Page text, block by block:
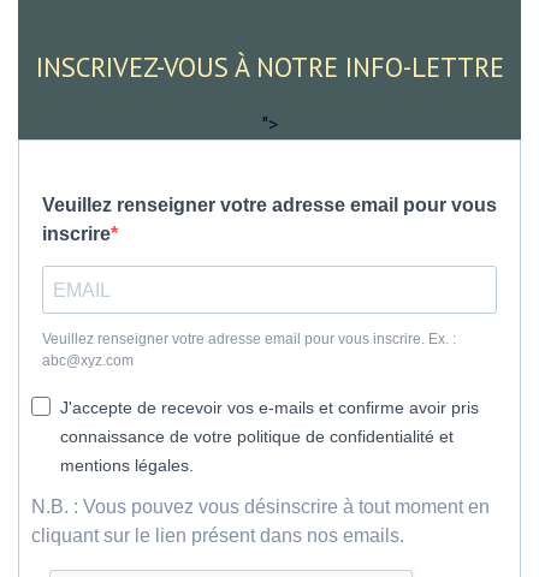
INSCRIVEZ-VOUS À NOTRE INFO-LETTRE
">
Veuillez renseigner votre adresse email pour vous
inscrire
Veuillez renseigner votre adresse email pour vous inscrire. Ex. :
abc@xyz.com
J'accepte de recevoir vos e-mails et confirme avoir pris
connaissance de votre politique de confidentialité et
mentions légales.
N.B. : Vous pouvez vous désinscrire à tout moment en
cliquant sur le lien présent dans nos emails.